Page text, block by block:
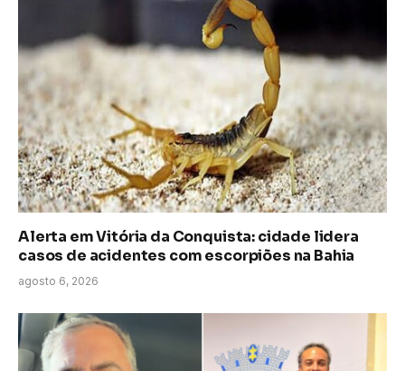
Alerta em Vitória da Conquista: cidade lidera
casos de acidentes com escorpiões na Bahia
agosto 6, 2026